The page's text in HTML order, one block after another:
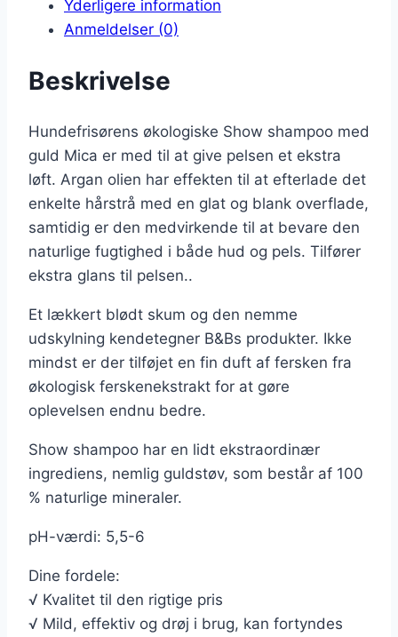
Yderligere information
Anmeldelser (0)
Beskrivelse
Hundefrisørens økologiske Show shampoo med
guld Mica er med til at give pelsen et ekstra
løft. Argan olien har effekten til at efterlade det
enkelte hårstrå med en glat og blank overflade,
samtidig er den medvirkende til at bevare den
naturlige fugtighed i både hud og pels. Tilfører
ekstra glans til pelsen..
Et lækkert blødt skum og den nemme
udskylning kendetegner B&Bs produkter. Ikke
mindst er der tilføjet en fin duft af fersken fra
økologisk ferskenekstrakt for at gøre
oplevelsen endnu bedre.
Show shampoo har en lidt ekstraordinær
ingrediens, nemlig guldstøv, som består af 100
% naturlige mineraler.
​pH-værdi: 5,5-6
Dine fordele:
√ Kvalitet til den rigtige pris
√ Mild, effektiv og drøj i brug, kan fortyndes